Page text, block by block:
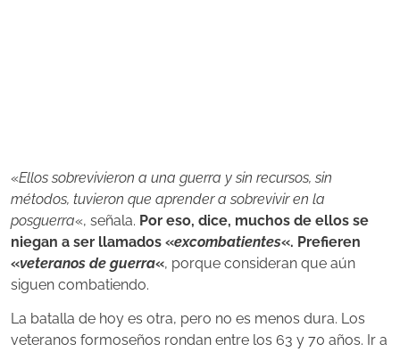
«Ellos sobrevivieron a una guerra y sin recursos, sin
métodos, tuvieron que aprender a sobrevivir en la
posguerra«, señala. Por eso, dice, muchos de ellos se
niegan a ser llamados «excombatientes«. Prefieren
«veteranos de guerra«, porque consideran que aún
siguen combatiendo.
La batalla de hoy es otra, pero no es menos dura. Los
veteranos formoseños rondan entre los 63 y 70 años. Ir a